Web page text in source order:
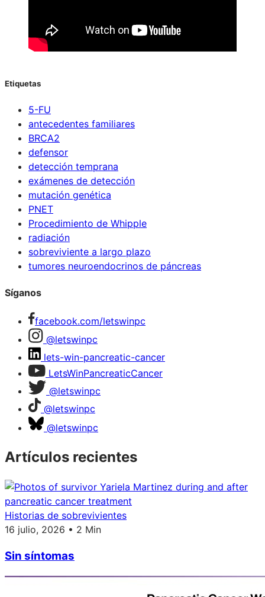
Etiquetas
5-FU
antecedentes familiares
BRCA2
defensor
detección temprana
exámenes de detección
mutación genética
PNET
Procedimiento de Whipple
radiación
sobreviviente a largo plazo
tumores neuroendocrinos de páncreas
Síganos
facebook.com/letswinpc
@letswinpc
lets-win-pancreatic-cancer
LetsWinPancreaticCancer
@letswinpc
@letswinpc
@letswinpc
Artículos recientes
Historias de sobrevivientes
16 julio, 2026 • 2 Min
Sin síntomas